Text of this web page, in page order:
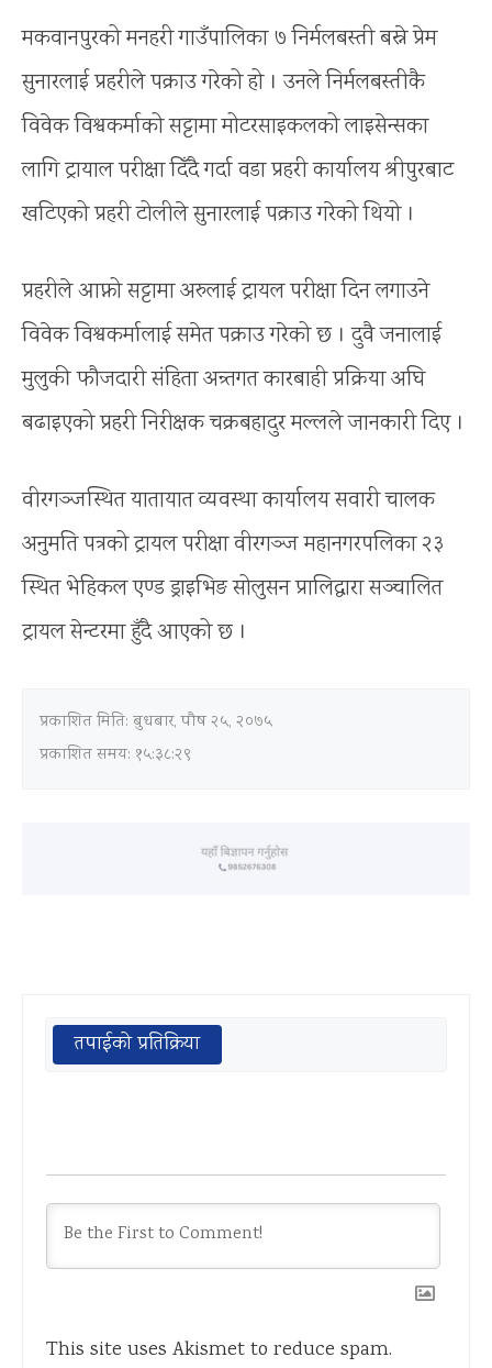
मकवानपुरको मनहरी गाउँपालिका ७ निर्मलबस्ती बस्ने प्रेम
सुनारलाई प्रहरीले पक्राउ गरेको हो । उनले निर्मलबस्तीकै
विवेक विश्वकर्माको सट्टामा मोटरसाइकलको लाइसेन्सका
लागि ट्रायाल परीक्षा दिँदै गर्दा वडा प्रहरी कार्यालय श्रीपुरबाट
खटिएको प्रहरी टोलीले सुनारलाई पक्राउ गरेको थियो ।
प्रहरीले आफ्नो सट्टामा अरुलाई ट्रायल परीक्षा दिन लगाउने
विवेक विश्वकर्मालाई समेत पक्राउ गरेको छ । दुवै जनालाई
मुलुकी फौजदारी संहिता अन्र्तगत कारबाही प्रक्रिया अघि
बढाइएको प्रहरी निरीक्षक चक्रबहादुर मल्लले जानकारी दिए ।
वीरगञ्जस्थित यातायात व्यवस्था कार्यालय सवारी चालक
अनुमति पत्रको ट्रायल परीक्षा वीरगञ्ज महानगरपलिका २३
स्थित भेहिकल एण्ड ड्राइभिङ सोलुसन प्रालिद्वारा सञ्चालित
ट्रायल सेन्टरमा हुँदै आएको छ ।
प्रकाशित मिति: बुधबार, पौष २५, २०७५
प्रकाशित समय: १५:३८:२९
तपाईको प्रतिक्रिया
This site uses Akismet to reduce spam.